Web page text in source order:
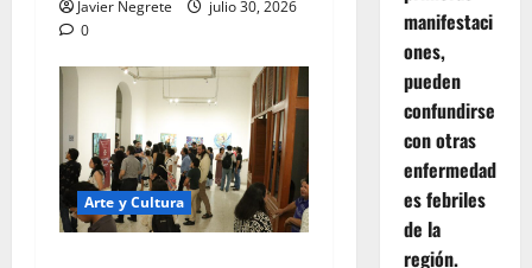
Javier Negrete
julio 30, 2026
0
Arte y Cultura
manifestaci
ones,
pueden
confundirse
con otras
enfermedad
es febriles
de la
región.